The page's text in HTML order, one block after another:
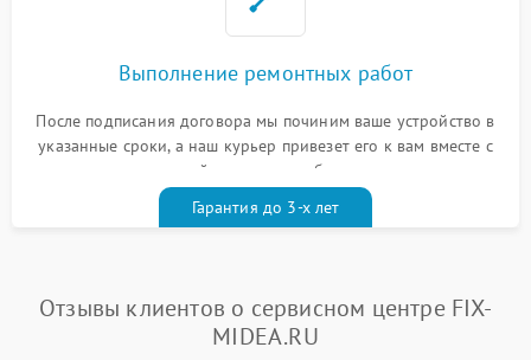
Выполнение ремонтных работ
После подписания договора мы починим ваше устройство в
указанные сроки, а наш курьер привезет его к вам вместе с
гарантийным талоном бесплатно
Гарантия до 3-х лет
Отзывы клиентов о сервисном центре FIX-
MIDEA.RU